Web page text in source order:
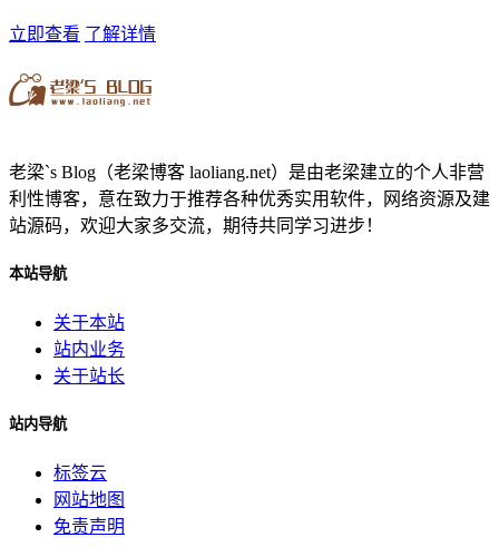
立即查看 了解详情
老梁`s Blog（老梁博客 laoliang.net）是由老梁建立的个人非营
利性博客，意在致力于推荐各种优秀实用软件，网络资源及建
站源码，欢迎大家多交流，期待共同学习进步！
本站导航
关于本站
站内业务
关于站长
站内导航
标签云
网站地图
免责声明